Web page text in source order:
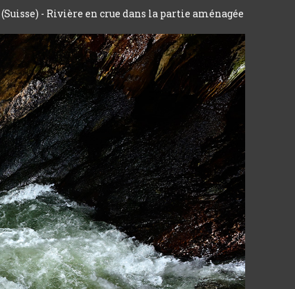
- Rivière en crue dans la partie aménagée